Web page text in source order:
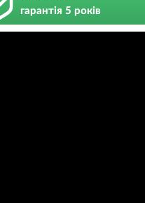
гарантія 5 років